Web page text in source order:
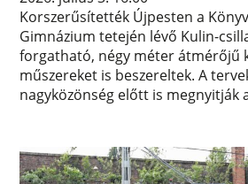
Korszerűsítették Újpesten a
Gimnázium tetején lévő Kulin-
forgatható, négy méter átmérőjű
műszereket is beszereltek. A
nagyközönség előtt is megnyitják